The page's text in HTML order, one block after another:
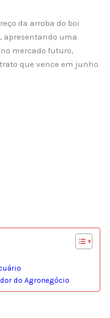
da arroba do boi
apresentando uma
mercado futuro,
que vence em junho
do Agronegócio